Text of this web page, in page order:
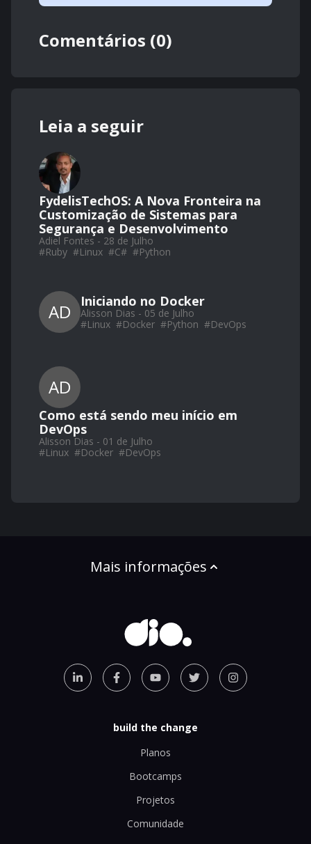
Comentários (0)
Leia a seguir
FydelisTechOS: A Nova Fronteira na
Customização de Sistemas para
Segurança e Desenvolvimento
Adiel Fontes - 28 de Julho
#Ruby #Linux #C# #Python
AD Iniciando no Docker
Alisson Dias - 05 de Julho
#Linux #Docker #Python #DevOps
AD
Como está sendo meu início em
DevOps
Alisson Dias - 01 de Julho
#Linux #Docker #DevOps
Mais informações
build the change
Planos
Bootcamps
Projetos
Comunidade